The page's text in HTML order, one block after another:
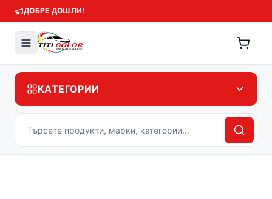
ДОБРЕ ДОШЛИ!
КАТЕГОРИИ